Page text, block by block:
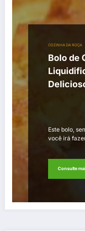
COZINHA DA ROÇA
Bolo de
Este bolo,
você irá
Consulte